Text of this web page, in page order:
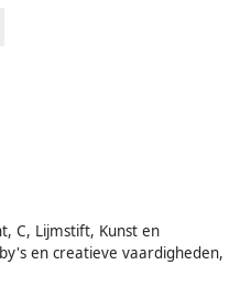
C, Lijmstift, Kunst en
en creatieve vaardigheden,